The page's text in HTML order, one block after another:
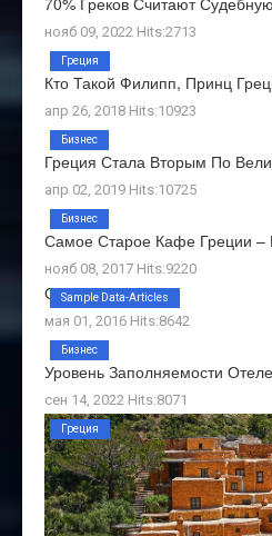
нояб 09, 2022 Hits:2713
Кто Такой Филипп, Принц
апр 26, 2018 Hits:10923
Греция
Греция Стала Вторым По
апр 02, 2019 Hits:10725
Бизнес
Самое Старое Кафе Греции
нояб 08, 2017 Hits:9220
Бизнес
О Нас
мая 01, 2016 Hits:8642
Sample Data-Articles
Уровень Заполняемости
сен 14, 2022 Hits:8071
Бизнес
Греция